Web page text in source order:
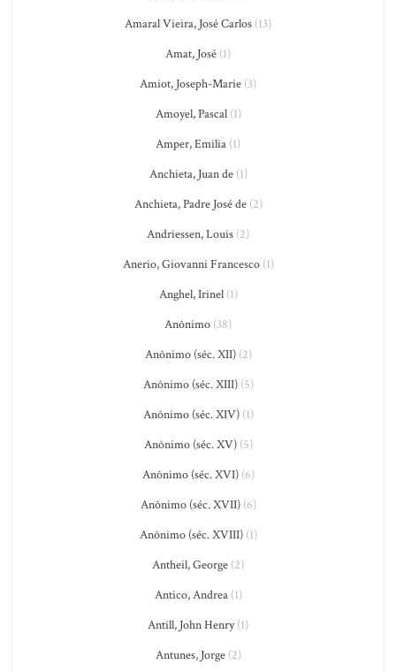
Amaral Vieira, José Carlos (13)
Amat, José (1)
Amiot, Joseph-Marie (3)
Amoyel, Pascal(1)
Amper, Emilia (1)
Anchieta, Juan de(1)
Anchieta, Padre José de(2)
Andriessen, Louis (2)
Anerio, Giovanni Francesco(1)
Anghel, Irinel(1)
Anônimo (38)
Anônimo (séc. XII)(2)
Anônimo (séc. XIII)(5)
Anônimo (séc. XIV)(1)
Anônimo (séc. XV)(5)
Anônimo (séc. XVI)(6)
Anônimo (séc. XVII)(6)
Anônimo (séc. XVIII)(1)
Antheil, George (2)
Antico, Andrea(1)
Antill, John Henry(1)
Antunes, Jorge(2)